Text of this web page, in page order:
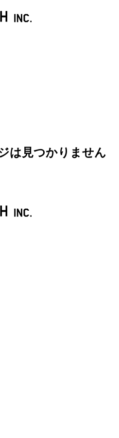
は見つかりません